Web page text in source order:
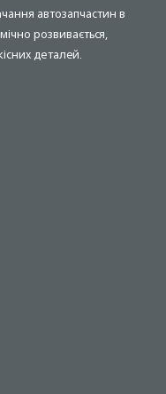
автозапчастин в
розвивається,
деталей.